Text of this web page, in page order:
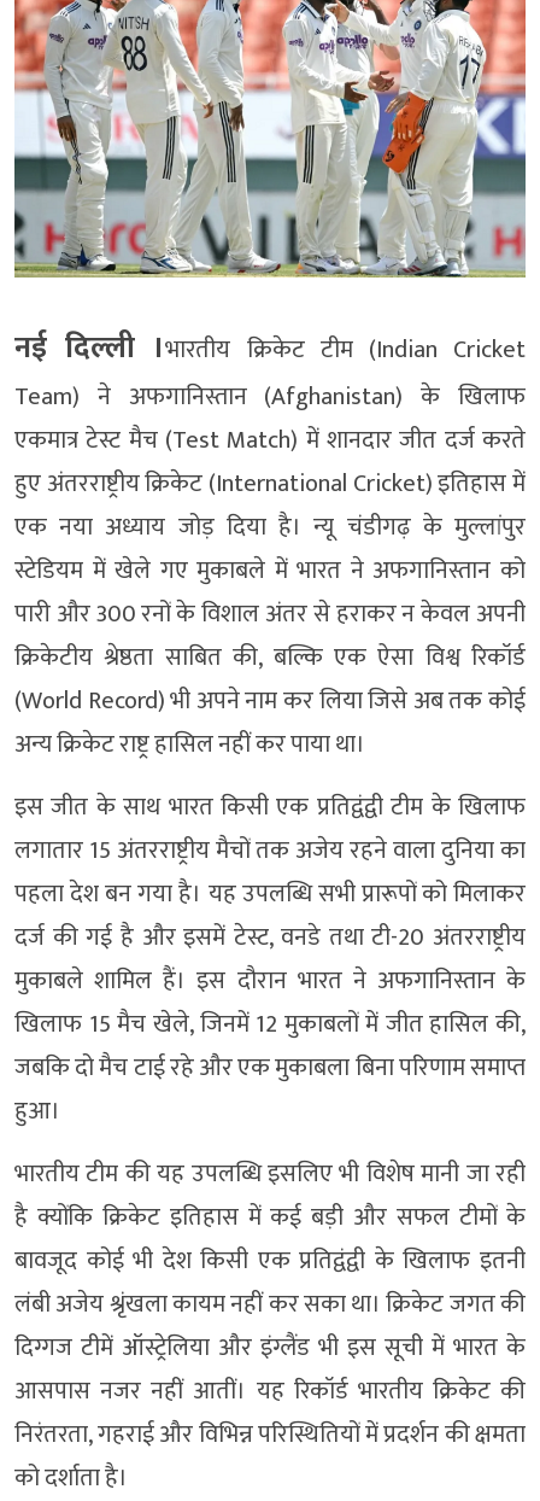
नई दिल्ली ।भारतीय क्रिकेट टीम (Indian Cricket
Team) ने अफगानिस्तान (Afghanistan) के खिलाफ
एकमात्र टेस्ट मैच (Test Match) में शानदार जीत दर्ज करते
हुए अंतरराष्ट्रीय क्रिकेट (International Cricket) इतिहास में
एक नया अध्याय जोड़ दिया है। न्यू चंडीगढ़ के मुल्लांपुर
स्टेडियम में खेले गए मुकाबले में भारत ने अफगानिस्तान को
पारी और 300 रनों के विशाल अंतर से हराकर न केवल अपनी
क्रिकेटीय श्रेष्ठता साबित की, बल्कि एक ऐसा विश्व रिकॉर्ड
(World Record) भी अपने नाम कर लिया जिसे अब तक कोई
अन्य क्रिकेट राष्ट्र हासिल नहीं कर पाया था।
इस जीत के साथ भारत किसी एक प्रतिद्वंद्वी टीम के खिलाफ
लगातार 15 अंतरराष्ट्रीय मैचों तक अजेय रहने वाला दुनिया का
पहला देश बन गया है। यह उपलब्धि सभी प्रारूपों को मिलाकर
दर्ज की गई है और इसमें टेस्ट, वनडे तथा टी-20 अंतरराष्ट्रीय
मुकाबले शामिल हैं। इस दौरान भारत ने अफगानिस्तान के
खिलाफ 15 मैच खेले, जिनमें 12 मुकाबलों में जीत हासिल की,
जबकि दो मैच टाई रहे और एक मुकाबला बिना परिणाम समाप्त
हुआ।
भारतीय टीम की यह उपलब्धि इसलिए भी विशेष मानी जा रही
है क्योंकि क्रिकेट इतिहास में कई बड़ी और सफल टीमों के
बावजूद कोई भी देश किसी एक प्रतिद्वंद्वी के खिलाफ इतनी
लंबी अजेय श्रृंखला कायम नहीं कर सका था। क्रिकेट जगत की
दिग्गज टीमें ऑस्ट्रेलिया और इंग्लैंड भी इस सूची में भारत के
आसपास नजर नहीं आतीं। यह रिकॉर्ड भारतीय क्रिकेट की
निरंतरता, गहराई और विभिन्न परिस्थितियों में प्रदर्शन की क्षमता
को दर्शाता है।